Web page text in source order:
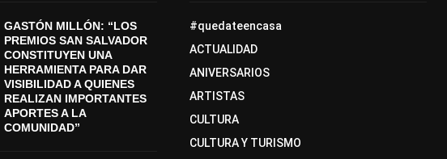
GASTÓN MILLÓN: “LOS
PREMIOS SAN SALVADOR
CONSTITUYEN UNA
HERRAMIENTA PARA DAR
VISIBILIDAD A QUIENES
REALIZAN IMPORTANTES
APORTES A LA
COMUNIDAD”
#quedateencasa
ACTUALIDAD
ANIVERSARIOS
ARTISTAS
CULTURA
CULTURA Y TURISMO